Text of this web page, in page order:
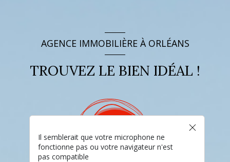
AGENCE IMMOBILIÈRE À ORLÉANS
TROUVEZ LE BIEN IDÉAL !
Il semblerait que votre microphone ne
fonctionne pas ou votre navigateur n'est
pas compatible